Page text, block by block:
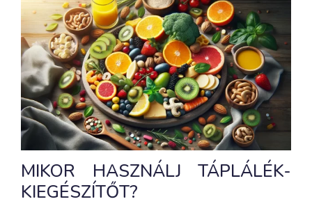
MIKOR HASZNÁLJ TÁPLÁLÉK-
KIEGÉSZÍTŐT?